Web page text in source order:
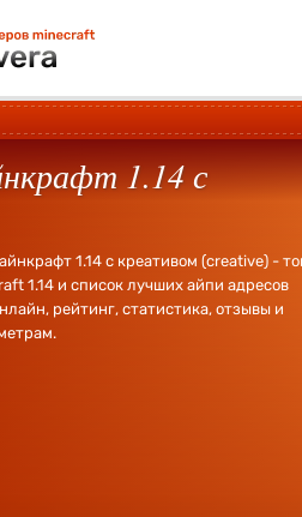
1.14 с
1.14 с креативом (creative) -
1.14 и список лучших айпи адресов
рейтинг, статистика, отзывы и